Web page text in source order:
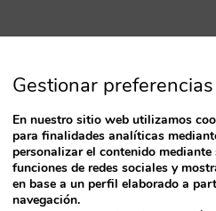
30% clics y
¿Qué han
industria
Gestionar
En nuestro sitio web utilizamos
para finalidades analíticas
personalizar el contenido mediante
funciones de redes sociales y
en base a un perfil elaborado a
navegación.